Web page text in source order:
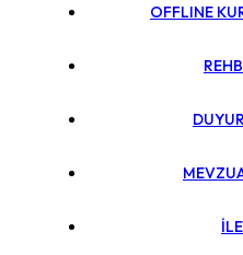
OFFLINE